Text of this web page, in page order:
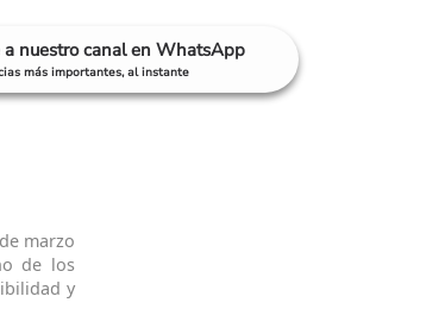
a nuestro canal en WhatsApp
más importantes, al instante
marzo
de los
y